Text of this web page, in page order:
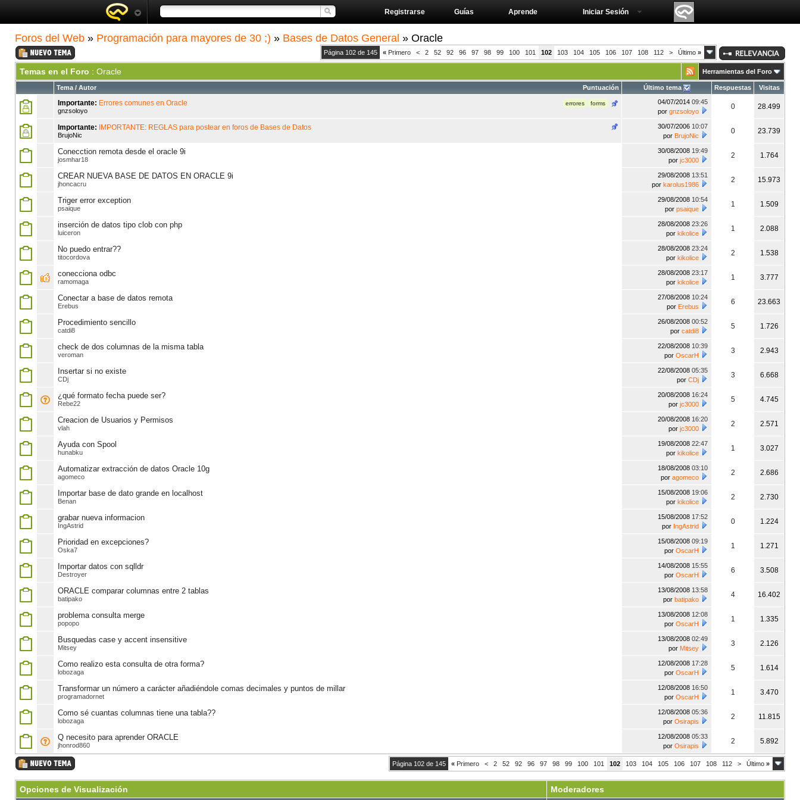
Aprende
Guías
Registrarse Iniciar Sesión
Foros del Web » Programación para mayores de 30 ;) » Bases de Datos General » Oracle
Página 102 de 145 « Primero < 2 52 92 96 97 98 99 100 101 102 103 104 105 106 107 108 112 > Último »
Temas en el Foro : Oracle Herramientas del Foro
Puntuación
Tema / Autor Último tema Respuestas Visitas
errores forms
Importante: Errores comunes en Oracle
gnzsoloyo
04/07/2014 09:45
por gnzsoloyo
0 28.499
Importante: IMPORTANTE: REGLAS para postear en foros de Bases de Datos
BrujoNic
30/07/2006 10:07
por BrujoNic
0 23.739
Conecction remota desde el oracle 9i
josmhar18
30/08/2008 19:49
por jc3000
2 1.764
CREAR NUEVA BASE DE DATOS EN ORACLE 9i
jhoncacru
29/08/2008 13:51
por karolus1986
2 15.973
Triger error exception
psaique
29/08/2008 10:54
por psaique
1 1.509
inserción de datos tipo clob con php
luiceron
28/08/2008 23:26
por kikolice
1 2.088
No puedo entrar??
titocordova
28/08/2008 23:24
por kikolice
2 1.538
conecciona odbc
ramomaga
28/08/2008 23:17
por kikolice
1 3.777
Conectar a base de datos remota
Erebus
27/08/2008 10:24
por Erebus
6 23.663
Procedimiento sencillo
catdi8
26/08/2008 00:52
por catdi8
5 1.726
check de dos columnas de la misma tabla
veroman
22/08/2008 10:39
por OscarH
3 2.943
Insertar si no existe
CDj
22/08/2008 05:35
por CDj
3 6.668
¿qué formato fecha puede ser?
Rebe22
20/08/2008 16:24
por jc3000
5 4.745
Creacion de Usuarios y Permisos
vlah
20/08/2008 16:20
por jc3000
2 2.571
Ayuda con Spool
hunabku
19/08/2008 22:47
por kikolice
1 3.027
Automatizar extracción de datos Oracle 10g
agomeco
18/08/2008 03:10
por agomeco
2 2.686
Importar base de dato grande en localhost
Benan
15/08/2008 19:06
por kikolice
2 2.730
grabar nueva informacion
IngAstrid
15/08/2008 17:52
por IngAstrid
0 1.224
Prioridad en excepciones?
Oska7
15/08/2008 09:19
por OscarH
1 1.271
Importar datos con sqlldr
Destroyer
14/08/2008 15:55
por OscarH
6 3.508
ORACLE comparar columnas entre 2 tablas
batipako
13/08/2008 13:58
por batipako
4 16.402
problema consulta merge
popopo
13/08/2008 12:08
por OscarH
1 1.335
Busquedas case y accent insensitive
Mitsey
13/08/2008 02:49
por Mitsey
3 2.126
Como realizo esta consulta de otra forma?
lobozaga
12/08/2008 17:28
por OscarH
5 1.614
Transformar un número a carácter añadiéndole comas decimales y puntos de millar
programadornet
12/08/2008 16:50
por OscarH
1 3.470
Como sé cuantas columnas tiene una tabla??
lobozaga
12/08/2008 05:36
por Osirapis
2 11.815
Q necesito para aprender ORACLE
jhonrod860
12/08/2008 05:33
por Osirapis
2 5.892
Página 102 de 145 « Primero < 2 52 92 96 97 98 99 100 101 102 103 104 105 106 107 108 112 > Último »
Opciones de Visualización Moderadores